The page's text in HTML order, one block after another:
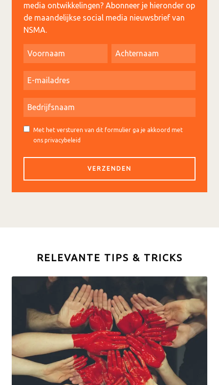
media ontwikkelingen? Abonneer je hieronder op
de maandelijkse social media nieuwsbrief van
NSMA.
Met het versturen van dit formulier ga je akkoord met
ons privacybeleid
RELEVANTE TIPS & TRICKS